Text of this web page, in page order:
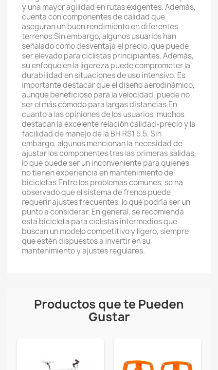
y una mayor agilidad en rutas exigentes. Además,
cuenta con componentes de calidad que
aseguran un buen rendimiento en diferentes
terrenos.Sin embargo, algunos usuarios han
señalado como desventaja el precio, que puede
ser elevado para ciclistas principiantes. Además,
su enfoque en la ligereza puede comprometer la
durabilidad en situaciones de uso intensivo. Es
importante destacar que el diseño aerodinámico,
aunque beneficioso para la velocidad, puede no
ser el más cómodo para largas distancias.En
cuanto a las opiniones de los usuarios, muchos
destacan la excelente relación calidad-precio y la
facilidad de manejo de la BH RS1 5.5. Sin
embargo, algunos mencionan la necesidad de
ajustar los componentes tras las primeras salidas,
lo que puede ser un inconveniente para quienes
no tienen experiencia en mantenimiento de
bicicletas.Entre los problemas comunes, se ha
observado que el sistema de frenos puede
requerir ajustes frecuentes, lo que podría ser un
punto a considerar. En general, se recomienda
esta bicicleta para ciclistas intermedios que
buscan un modelo competitivo y ligero, siempre
que estén dispuestos a invertir en su
mantenimiento y ajustes regulares.
Productos que te Pueden
Gustar